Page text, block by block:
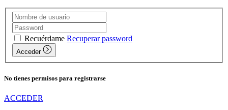
Recuérdame Recuperar password
Acceder
No tienes permisos para registrarse
ACCEDER